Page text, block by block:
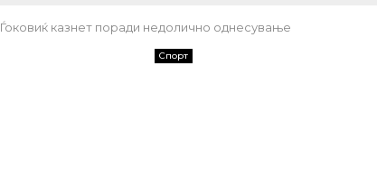
Ѓоковиќ казнет поради недолично однесување
Спорт